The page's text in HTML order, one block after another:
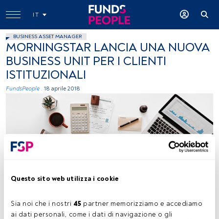
Questo sito web utilizza i cookie
Sia noi che i nostri 45 partner memorizziamo e accediamo
ai dati personali, come i dati di navigazione o gli
IT
BUSINESS ASSET MANAGER
MORNINGSTAR LANCIA UNA NUOVA
BUSINESS UNIT PER I CLIENTI
ISTITUZIONALI
FundsPeople . 18 aprile 2018
rawpixel.com, Unsplash
Tempo di lettura:2 min.